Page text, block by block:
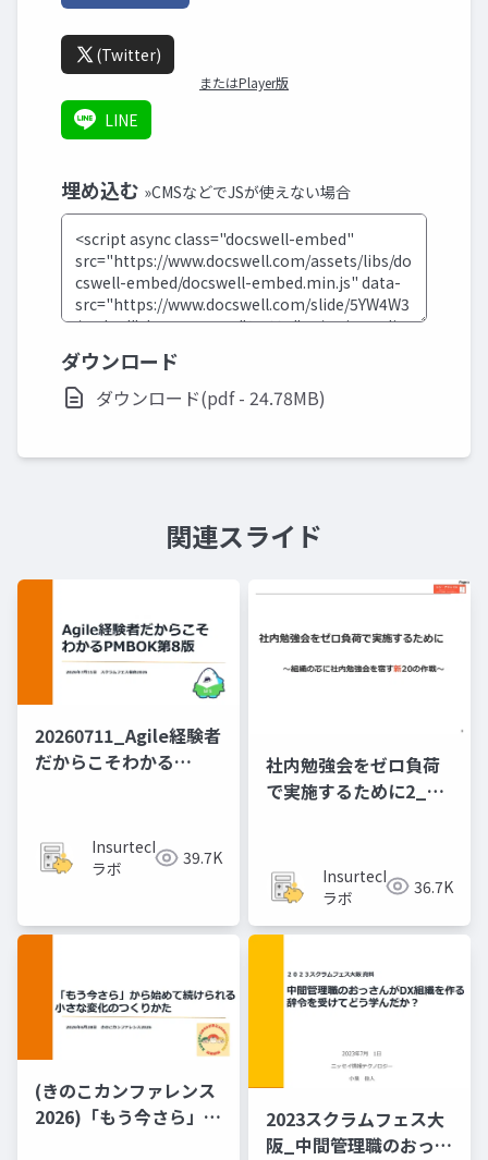
(Twitter)
またはPlayer版
LINE
埋め込む »CMSなどでJSが使えない場合
ダウンロード
ダウンロード(pdf - 24.78MB)
関連スライド
20260711_Agile経験者
だから​こそわかる​
Insurtech
ラボ
39.7K
社内勉強会をゼロ負荷
で実施するために2_20
Insurtech
ラボ
36.7K
(きのこカンファレンス
2026)「もう​今さら」か
2023スクラムフェス大
阪_中間管理職のおっさ